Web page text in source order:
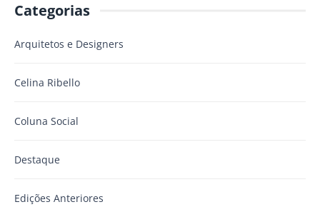
Categorias
Arquitetos e Designers
Celina Ribello
Coluna Social
Destaque
Edições Anteriores